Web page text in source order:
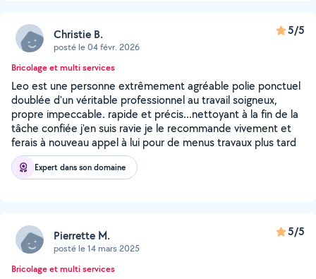
Christie B.
posté le 04 févr. 2026
5/5
Bricolage et multi services
Leo est une personne extrêmement agréable polie ponctuel
doublée d'un véritable professionnel au travail soigneux,
propre impeccable. rapide et précis...nettoyant à la fin de la
tâche confiée j'en suis ravie je le recommande vivement et
ferais à nouveau appel à lui pour de menus travaux plus tard
Expert dans son domaine
Pierrette M.
posté le 14 mars 2025
5/5
Bricolage et multi services